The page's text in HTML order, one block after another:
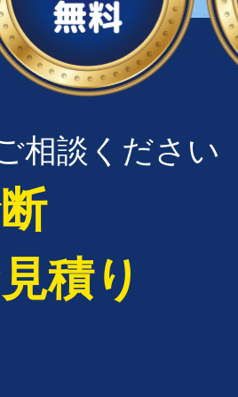
相談ください
積り